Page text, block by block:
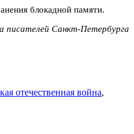
блокадной памяти.
писателей Санкт-Петербурга
отечественная война,